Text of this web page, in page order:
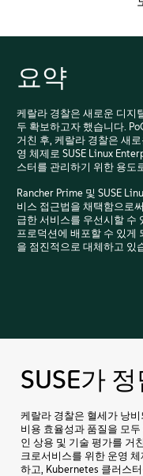
요약
케랄라 경찰은 새로운 디지
두 확보하고자 했습니다.
거친 후, 케랄라 경찰은 새
영 체제로 SUSE Linux
스터를 관리하기 위한 용도
Rancher Prime 및 SUSE
비스 접근법을 채택함으로
급한 서비스를 우선시할 수
프로덕션에 배포할 수 있게
을 점진적으로 대체하고 있
SUSE가
케랄라 경찰은 혈세가 낭
비용 효율성과 품질을 모
인 상용 및 기술 평가를 거
크로서비스를 위한 운영
하고, Kubernetes 클러스